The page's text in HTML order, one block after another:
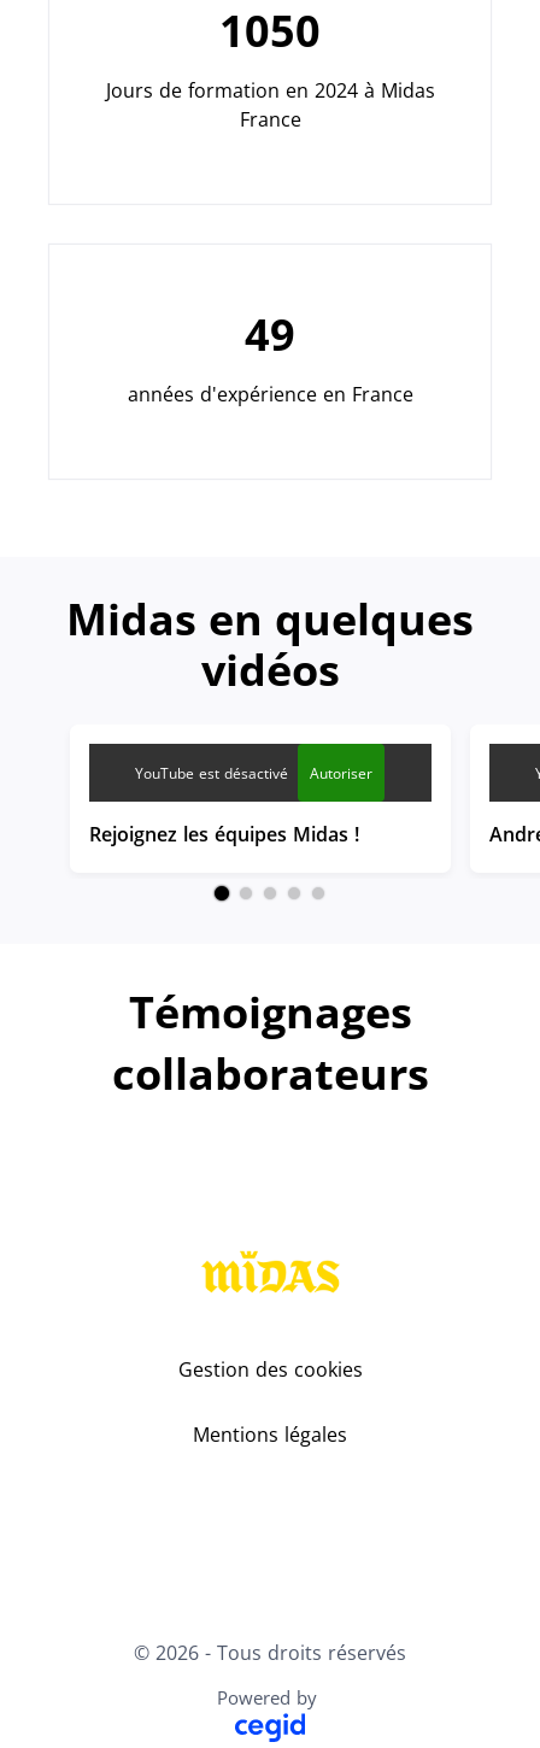
1050
Jours de formation en 2024 à Midas
France
49
années d'expérience en France
Midas en quelques
vidéos
YouTube est désactivé Autoriser
Rejoignez les équipes Midas !
Témoignages
collaborateurs
Gestion des cookies
Mentions légales
© 2026 - Tous droits réservés
Powered by